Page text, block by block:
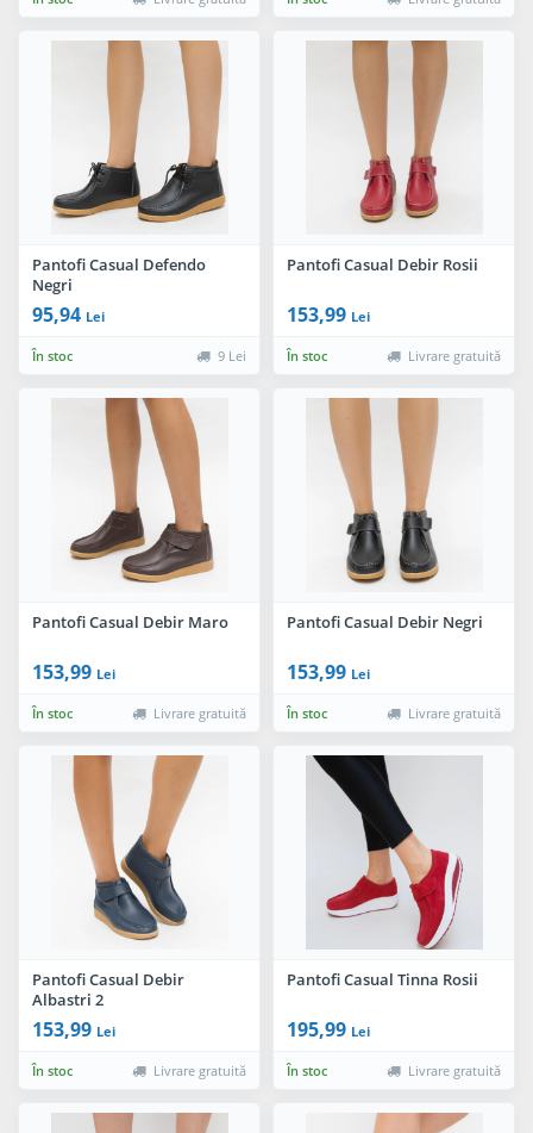
Pantofi Casual Defendo
Negri
95,94 Lei
În stoc 9 Lei
Pantofi Casual Debir Rosii
153,99 Lei
În stoc Livrare gratuită
Pantofi Casual Debir Maro
153,99 Lei
În stoc Livrare gratuită
Pantofi Casual Debir Negri
153,99 Lei
În stoc Livrare gratuită
Pantofi Casual Debir
Albastri 2
153,99 Lei
În stoc Livrare gratuită
Pantofi Casual Tinna Rosii
195,99 Lei
În stoc Livrare gratuită